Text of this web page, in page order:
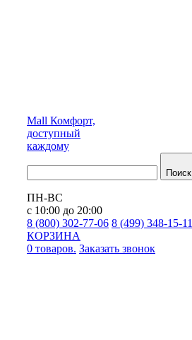
Mall Комфорт,
доступный
каждому
Поиск
ПН-ВС
с 10:00 до 20:00
8 (800) 302-77-06 8 (499) 348-15-11
КОРЗИНА
0 товаров. Заказать звонок